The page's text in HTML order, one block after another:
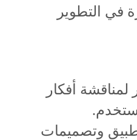
لمناقشة أفكار
وتصميمات